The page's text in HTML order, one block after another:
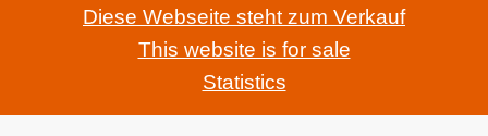
Diese Webseite steht zum Verkauf
This website is for sale
Statistics